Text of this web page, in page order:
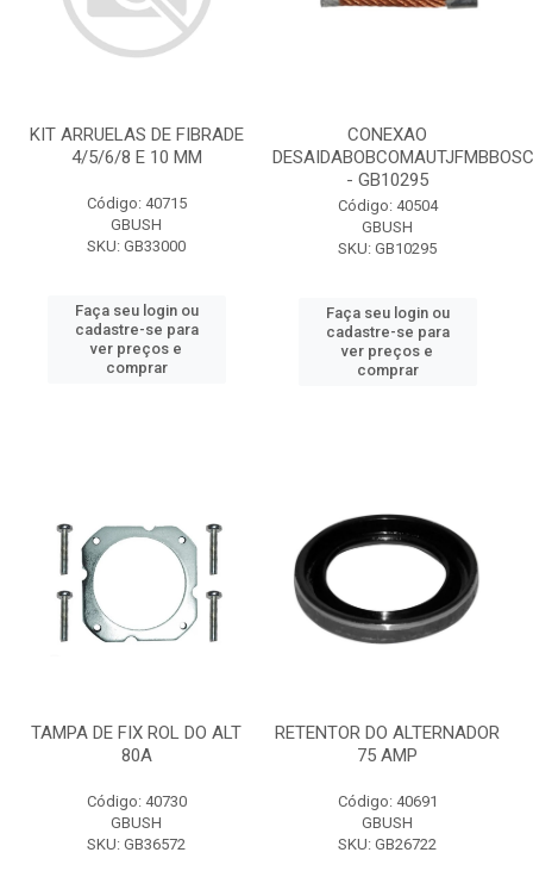
KIT ARRUELAS DE FIBRADE
4/5/6/8 E 10 MM
Código: 40715
GBUSH
SKU: GB33000
Faça seu login ou
cadastre-se para
ver preços e
comprar
CONEXAO
DESAIDABOBCOMAUTJFMBBOSC
- GB10295
Código: 40504
GBUSH
SKU: GB10295
Faça seu login ou
cadastre-se para
ver preços e
comprar
TAMPA DE FIX ROL DO ALT
80A
Código: 40730
GBUSH
SKU: GB36572
RETENTOR DO ALTERNADOR
75 AMP
Código: 40691
GBUSH
SKU: GB26722